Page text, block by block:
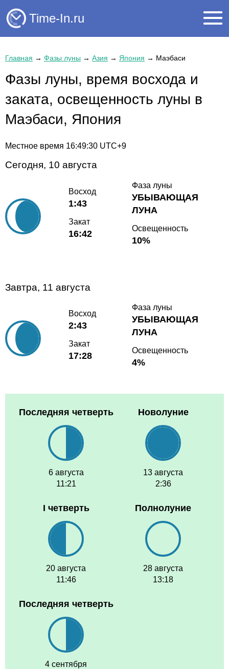
Time-In.ru
Главная → Фазы луны → Азия → Япония → Маэбаси
Фазы луны, время восхода и
заката, освещенность луны в
Маэбаси, Япония
Местное время 16:49:30 UTC+9
Сегодня, 10 августа
Восход
1:43
Закат
16:42
Фаза луны
УБЫВАЮЩАЯ
ЛУНА
Освещенность
10%
Завтра, 11 августа
Восход
2:43
Закат
17:28
Фаза луны
УБЫВАЮЩАЯ
ЛУНА
Освещенность
4%
Последняя четверть
6 августа
11:21
Новолуние
13 августа
2:36
I четверть
20 августа
11:46
Полнолуние
28 августа
13:18
Последняя четверть
4 сентября